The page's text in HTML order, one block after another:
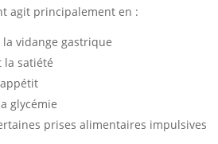
agit principalement en :
vidange gastrique
la satiété
glycémie
prises alimentaires impulsives